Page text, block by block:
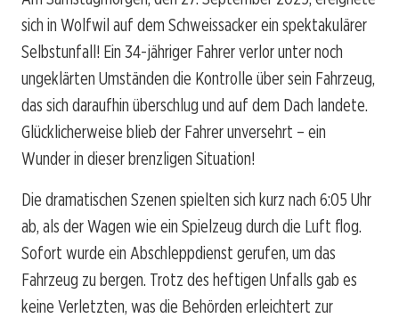
sich in Wolfwil auf dem Schweissacker ein spektakulärer
Selbstunfall! Ein 34-jähriger Fahrer verlor unter noch
ungeklärten Umständen die Kontrolle über sein Fahrzeug,
das sich daraufhin überschlug und auf dem Dach landete.
Glücklicherweise blieb der Fahrer unversehrt – ein
Wunder in dieser brenzligen Situation!
Die dramatischen Szenen spielten sich kurz nach 6:05 Uhr
ab, als der Wagen wie ein Spielzeug durch die Luft flog.
Sofort wurde ein Abschleppdienst gerufen, um das
Fahrzeug zu bergen. Trotz des heftigen Unfalls gab es
keine Verletzten, was die Behörden erleichtert zur